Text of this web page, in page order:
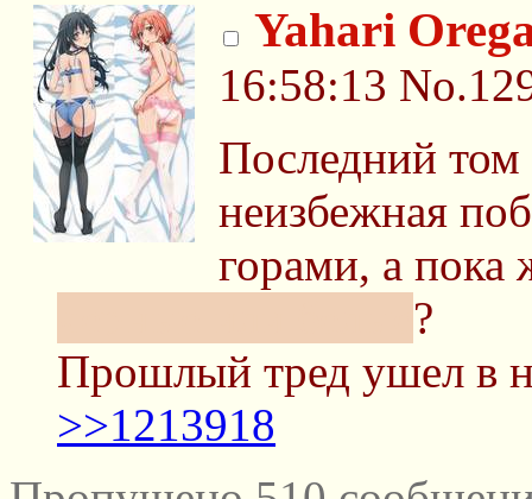
Yahari
16:58:13
Последний
неизбежная
горами, а
?
Прошлый тред ушел в
>>1213918